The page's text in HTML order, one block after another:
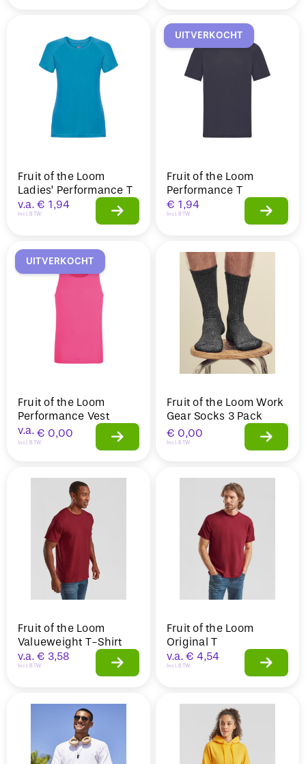
Fruit of the Loom
Ladies’ Performance T
v.a. € 1,94
Incl. BTW
UITVERKOCHT
Fruit of the Loom
Performance T
€ 1,94
Incl. BTW
UITVERKOCHT
Fruit of the Loom
Performance Vest
v.a. € 0,00
Incl. BTW
Fruit of the Loom Work
Gear Socks 3 Pack
€ 0,00
Incl. BTW
Fruit of the Loom
Valueweight T-Shirt
v.a. € 3,58
Incl. BTW
Fruit of the Loom
Original T
v.a. € 4,54
Incl. BTW